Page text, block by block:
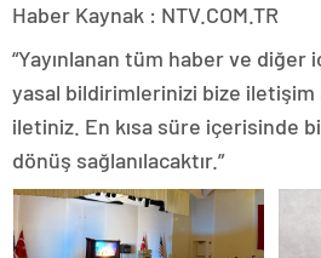
Haber Kaynak : NTV.COM.TR
“Yayınlanan tüm haber ve
yasal bildirimlerinizi bize iletişim
iletiniz. En kısa süre içerisinde
dönüş sağlanılacaktır.”